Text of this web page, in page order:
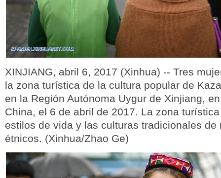
XINJIANG, abril 6, 2017 (Xinhua) -- Tres
la zona turística de la cultura popular de
en la Región Autónoma Uygur de Xinjiang,
China, el 6 de abril de 2017. La zona
estilos de vida y las culturas tradicionales de
étnicos. (Xinhua/Zhao Ge)